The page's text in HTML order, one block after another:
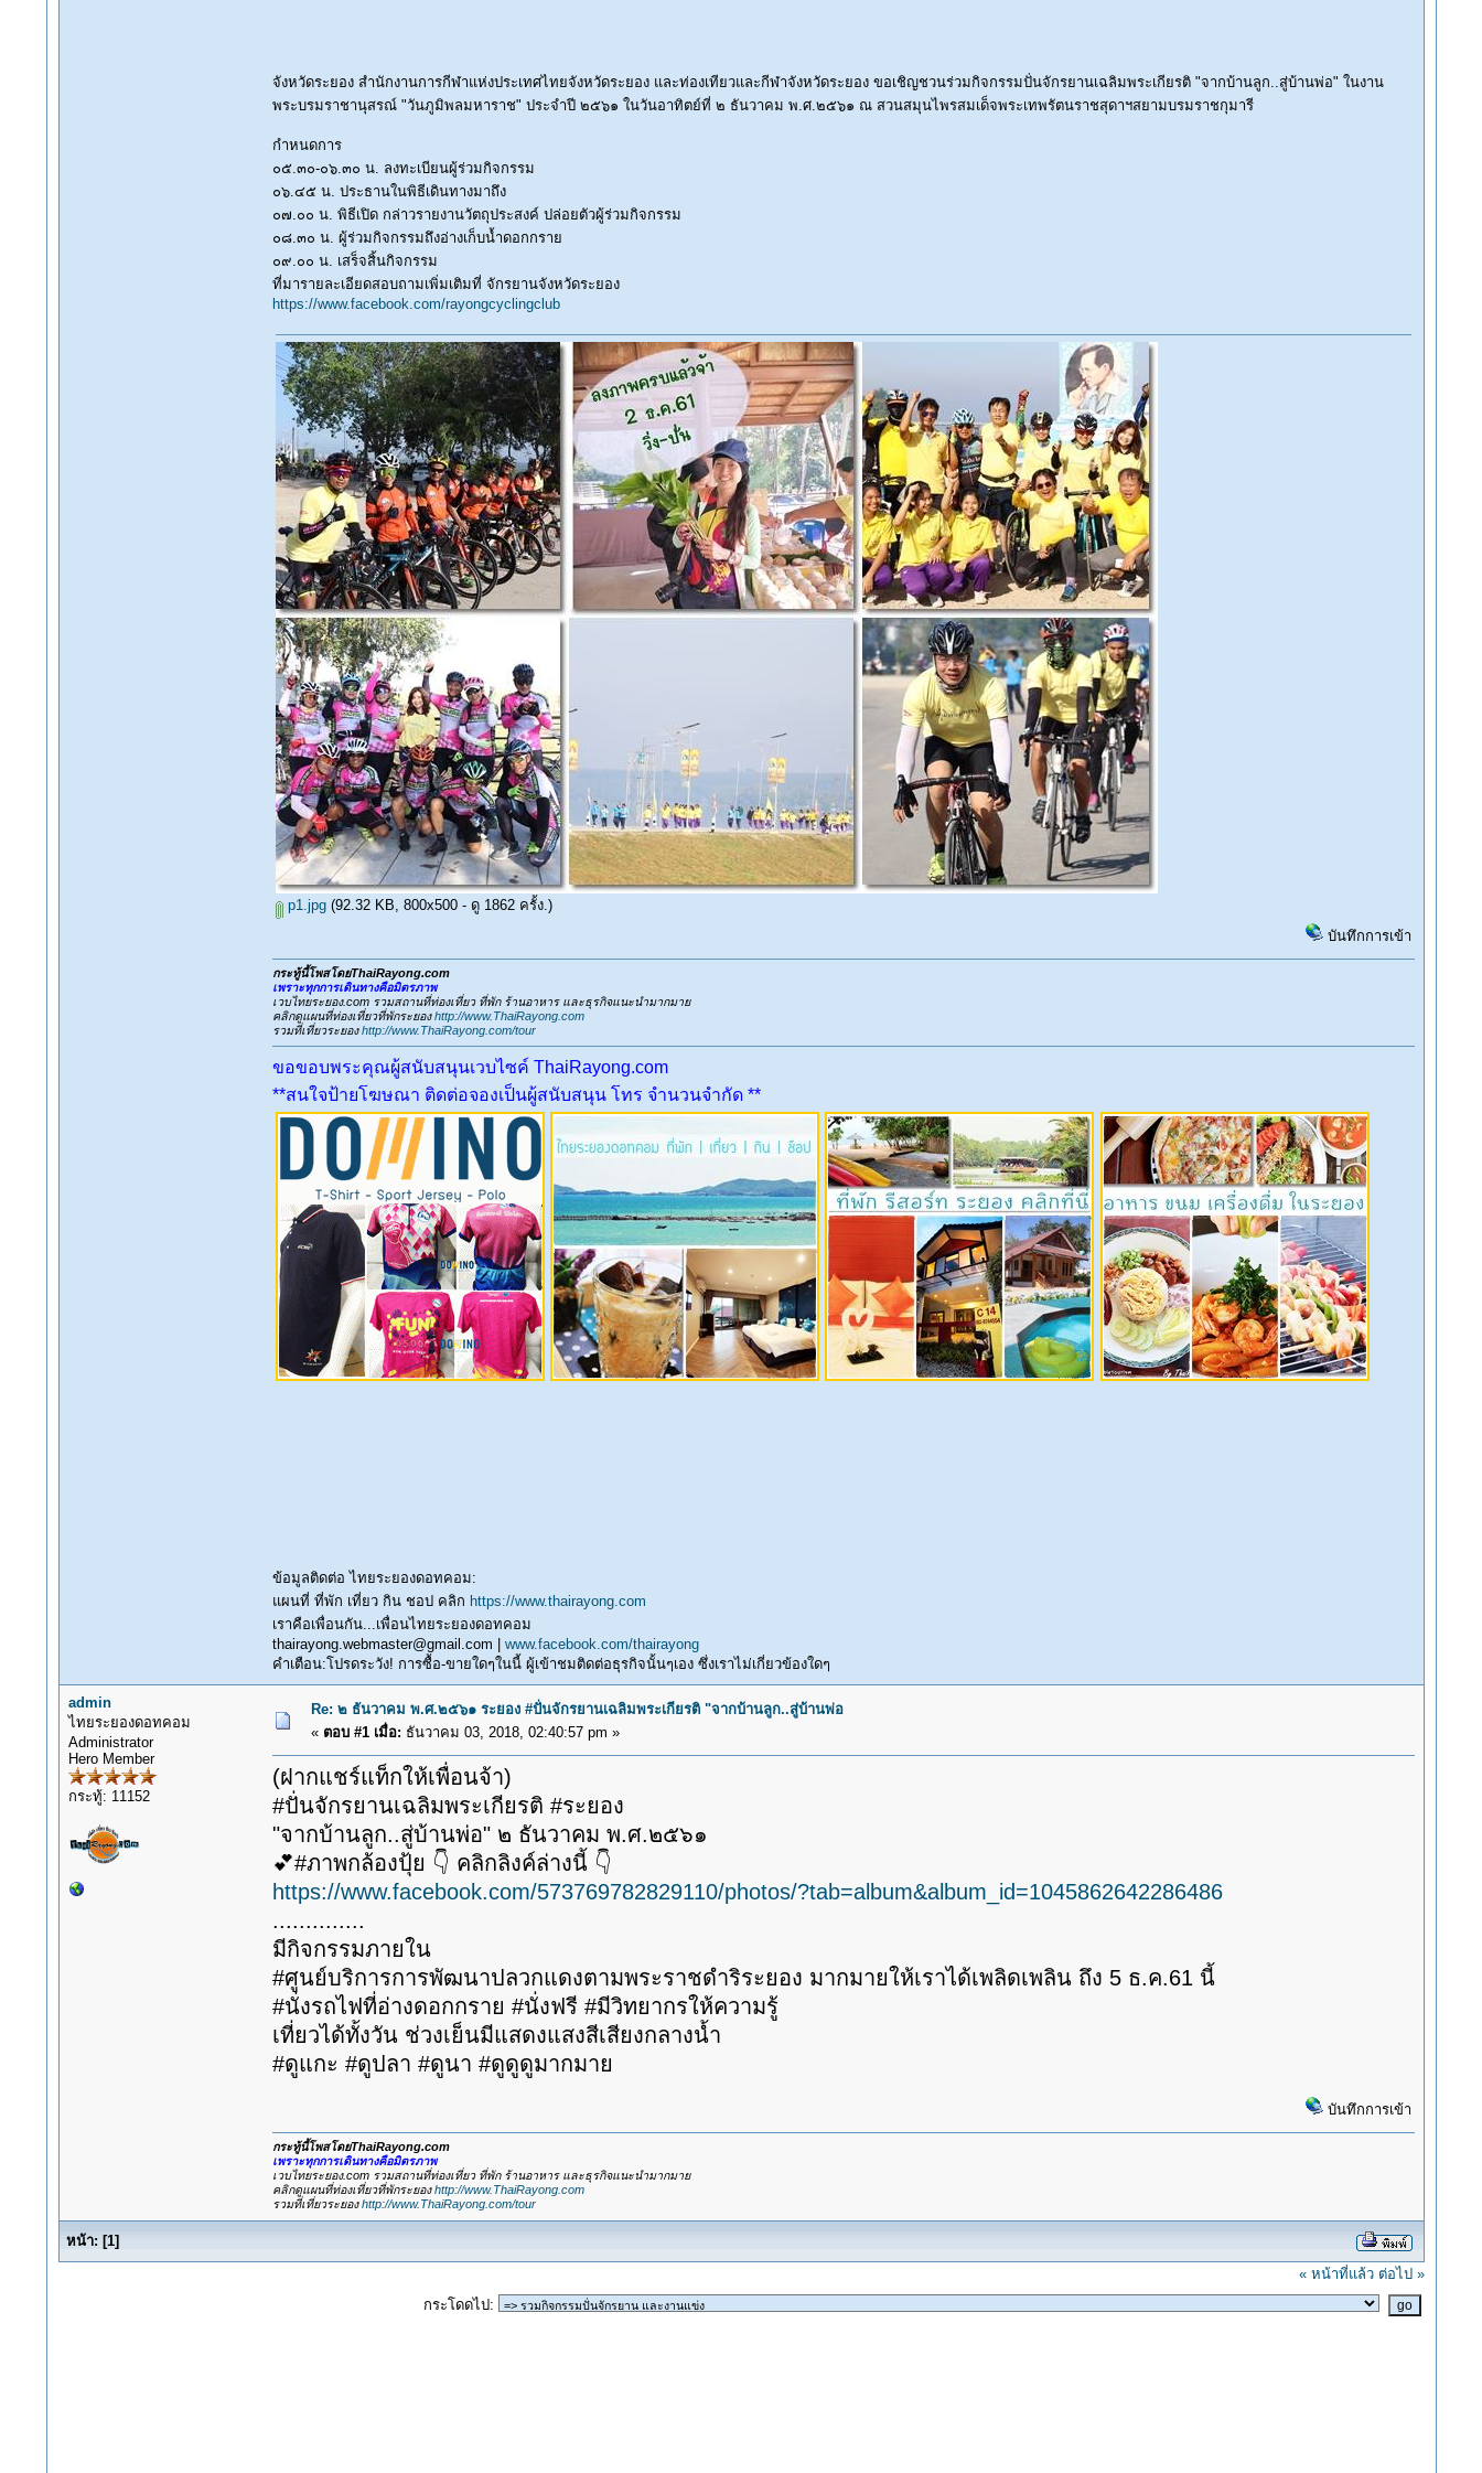
จังหวัดระยอง สำนักงานการกีฬาแห่งประเทศไทยจังหวัดระยอง และท่องเทียวและกีฬาจังหวัดระยอง ขอเชิญชวนร่วมกิจกรรมปั่นจักรยานเฉลิมพระเกียรติ "จากบ้านลูก..สู่บ้านพ่อ" ในงาน
พระบรมราชานุสรณ์ "วันภูมิพลมหาราช" ประจำปี ๒๕๖๑ ในวันอาทิตย์ที่ ๒ ธันวาคม พ.ศ.๒๕๖๑ ณ สวนสมุนไพรสมเด็จพระเทพรัตนราชสุดาฯสยามบรมราชกุมารี
กำหนดการ
๐๕.๓๐-๐๖.๓๐ น. ลงทะเบียนผู้ร่วมกิจกรรม
๐๖.๔๕ น. ประธานในพิธีเดินทางมาถึง
๐๗.๐๐ น. พิธีเปิด กล่าวรายงานวัตถุประสงค์ ปล่อยตัวผู้ร่วมกิจกรรม
๐๘.๓๐ น. ผู้ร่วมกิจกรรมถึงอ่างเก็บน้ำดอกกราย
๐๙.๐๐ น. เสร็จสิ้นกิจกรรม
ที่มารายละเอียดสอบถามเพิ่มเติมที่ จักรยานจังหวัดระยอง
https://www.facebook.com/rayongcyclingclub
p1.jpg(92.32 KB, 800x500 - ดู 1862 ครั้ง.)
บันทึกการเข้า
กระทู้นี้โพสโดยThaiRayong.com
เพราะทุกการเดินทางคือมิตรภาพ
เวบไทยระยอง.com รวมสถานที่ท่องเที่ยว ที่พัก ร้านอาหาร และธุรกิจแนะนำมากมาย
คลิกดูแผนที่ท่องเที่ยวที่พักระยองhttp://www.ThaiRayong.com
รวมที่เที่ยวระยองhttp://www.ThaiRayong.com/tour
ขอขอบพระคุณผู้สนับสนุนเวบไซค์ ThaiRayong.com
**สนใจป้ายโฆษณา ติดต่อจองเป็นผู้สนับสนุน โทร จำนวนจำกัด **
ข้อมูลติดต่อ ไทยระยองดอทคอม:
แผนที่ ที่พัก เที่ยว กิน ชอป คลิก https://www.thairayong.com
เราคือเพื่อนกัน...เพื่อนไทยระยองดอทคอม
thairayong.webmaster@gmail.com | www.facebook.com/thairayong
คำเตือน:โปรดระวัง! การซื้อ-ขายใดๆในนี้ ผู้เข้าชมติดต่อธุรกิจนั้นๆเอง ซึ่งเราไม่เกี่ยวข้องใดๆ
admin
ไทยระยองดอทคอม
Administrator
Hero Member
กระทู้: 11152
Re: ๒ ธันวาคม พ.ศ.๒๕๖๑ ระยอง #ปั่นจักรยานเฉลิมพระเกียรติ "จากบ้านลูก..สู่บ้านพ่อ
« ตอบ #1 เมื่อ: ธันวาคม 03, 2018, 02:40:57 pm »
(ฝากแชร์แท็กให้เพื่อนจ้า)
#ปั่นจักรยานเฉลิมพระเกียรติ #ระยอง
"จากบ้านลูก..สู่บ้านพ่อ" ๒ ธันวาคม พ.ศ.๒๕๖๑
💕#ภาพกล้องปุ้ย 👇 คลิกลิงค์ล่างนี้ 👇
https://www.facebook.com/573769782829110/photos/?tab=album&album_id=1045862642286486
..............
มีกิจกรรมภายใน
#ศูนย์บริการการพัฒนาปลวกแดงตามพระราชดำริระยอง มากมายให้เราได้เพลิดเพลิน ถึง 5 ธ.ค.61 นี้
#นั่งรถไฟที่อ่างดอกกราย #นั่งฟรี #มีวิทยากรให้ความรู้
เที่ยวได้ทั้งวัน ช่วงเย็นมีแสดงแสงสีเสียงกลางน้ำ
#ดูแกะ #ดูปลา #ดูนา #ดูดูดูมากมาย
บันทึกการเข้า
กระทู้นี้โพสโดยThaiRayong.com
เพราะทุกการเดินทางคือมิตรภาพ
เวบไทยระยอง.com รวมสถานที่ท่องเที่ยว ที่พัก ร้านอาหาร และธุรกิจแนะนำมากมาย
คลิกดูแผนที่ท่องเที่ยวที่พักระยองhttp://www.ThaiRayong.com
รวมที่เที่ยวระยองhttp://www.ThaiRayong.com/tour
หน้า: [1]
« หน้าที่แล้ว ต่อไป »
กระโดดไป: